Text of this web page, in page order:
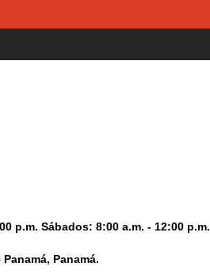
p.m. Sábados: 8:00 a.m. - 12:00 p.m.
Panamá.